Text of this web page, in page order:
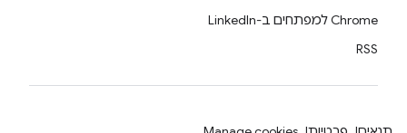
Chrome למפתחים ב-LinkedIn
RSS